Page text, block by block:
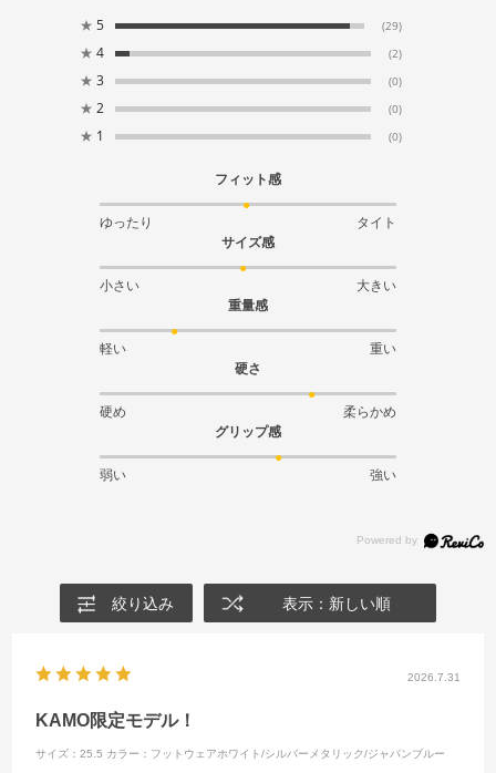
★ 5 (29)
★ 4 (2)
★ 3 (0)
★ 2 (0)
★ 1 (0)
フィット感
ゆったり
タイト
サイズ感
小さい
大きい
重量感
軽い
重い
硬さ
硬め
柔らかめ
グリップ感
弱い 強い
絞り込み 表示：新しい順
2026.7.31
KAMO限定モデル！
サイズ：25.5 カラー：フットウェアホワイト/シルバーメタリック/ジャパンブルー